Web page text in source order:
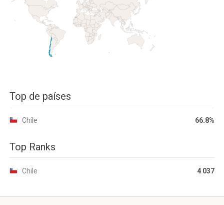
Top de países
Chile 66.8%
Top Ranks
Chile 4 037